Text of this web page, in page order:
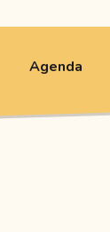
Agenda